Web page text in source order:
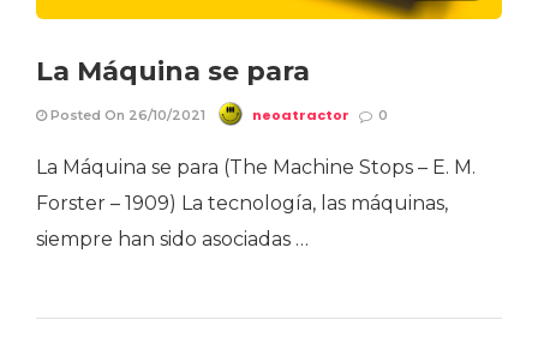
La Máquina se para
Posted On 26/10/2021 neoatractor 0
La Máquina se para (The Machine Stops – E. M.
Forster – 1909) La tecnología, las máquinas,
siempre han sido asociadas …